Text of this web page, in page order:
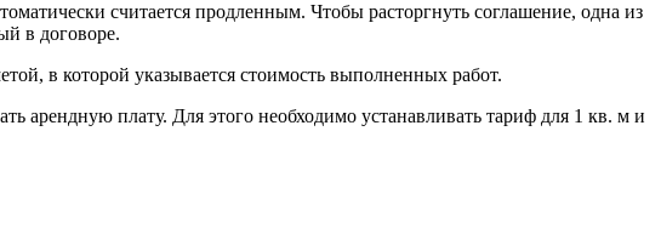
считается продленным. Чтобы расторгнуть соглашение, одна из
в договоре.
в которой указывается стоимость выполненных работ.
арендную плату. Для этого необходимо устанавливать тариф для 1 кв. м и